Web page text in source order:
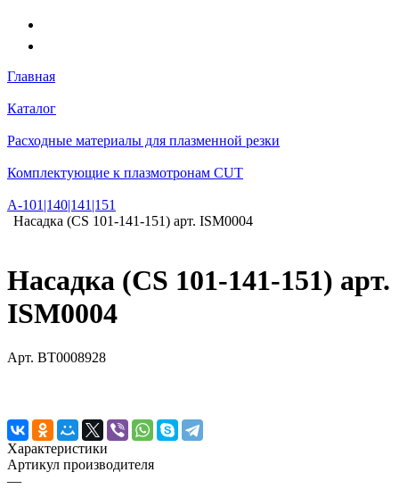
Главная
Каталог
Расходные материалы для плазменной резки
Комплектующие к плазмотронам CUT
А-101|140|141|151
Насадка (CS 101-141-151) арт. ISM0004
Насадка (CS 101-141-151) арт.
ISM0004
Арт. BT0008928
Характеристики
Артикул производителя
—